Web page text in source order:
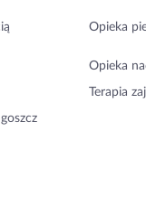
Opieka
Opieka
Terapia